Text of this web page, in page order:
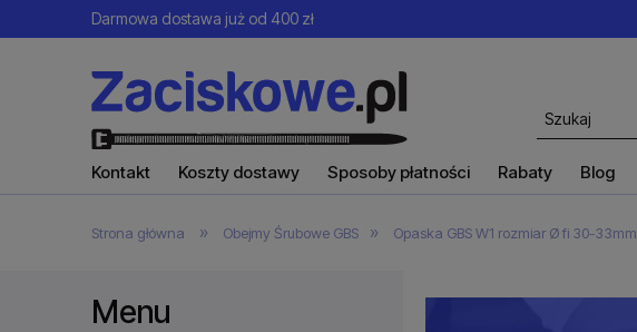
Darmowa dostawa już od 400 zł
Kontakt Koszty dostawy Sposoby płatności Rabaty Blog
Strona główna » Obejmy Śrubowe GBS » Opaska GBS W1 rozmiar Ø fi 30-33mm
Menu